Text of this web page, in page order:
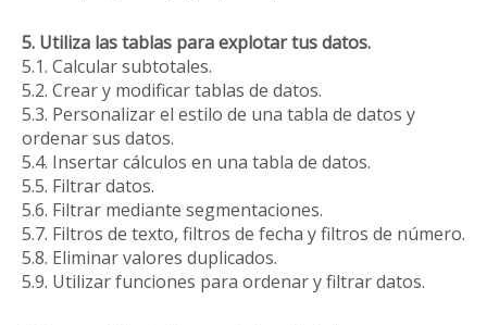
5. Utiliza las tablas para explotar tus datos.
5.1. Calcular subtotales.
5.2. Crear y modificar tablas de datos.
5.3. Personalizar el estilo de una tabla de datos y
ordenar sus datos.
5.4. Insertar cálculos en una tabla de datos.
5.5. Filtrar datos.
5.6. Filtrar mediante segmentaciones.
5.7. Filtros de texto, filtros de fecha y filtros de número.
5.8. Eliminar valores duplicados.
5.9. Utilizar funciones para ordenar y filtrar datos.